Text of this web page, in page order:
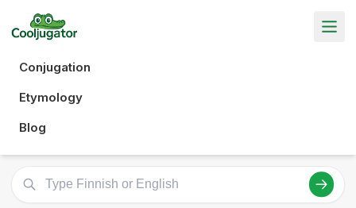
Conjugation
Etymology
Blog